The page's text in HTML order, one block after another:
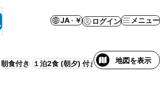
JA · ￥ ログイン メニュー
朝食付き １泊2食 (朝夕) 付き ビーチ サービス
地図を表示